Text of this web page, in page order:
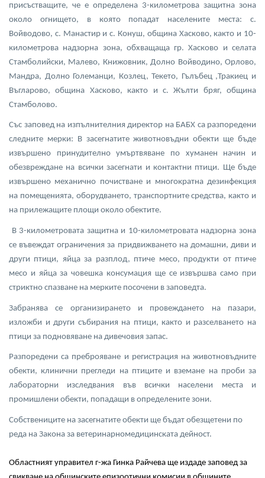
присъстващите, че е определена 3-километрова защитна зона
около огнището, в която попадат населените места: с.
Войводово, с. Манастир и с. Конуш, община Хасково, както и 10-
километрова надзорна зона, обхващаща гр. Хасково и селата
Стамболийски, Малево, Книжовник, Долно Войводино, Орлово,
Мандра, Долно Големанци, Козлец, Текето, Гълъбец ,Тракиец и
Въгларово, община Хасково, както и с. Жълти бряг, община
Стамболово.
Със заповед на изпълнителния директор на БАБХ са разпоредени
следните мерки: В засегнатите животновъдни обекти ще бъде
извършено принудително умъртвяване по хуманен начин и
обезвреждане на всички засегнати и контактни птици. Ще бъде
извършено механично почистване и многократна дезинфекция
на помещенията, оборудването, транспортните средства, както и
на прилежащите площи около обектите.
В 3-километровата защитна и 10-километровата надзорна зона
се въвеждат ограничения за придвижването на домашни, диви и
други птици, яйца за разплод, птиче месо, продукти от птиче
месо и яйца за човешка консумация ще се извършва само при
стриктно спазване на мерките посочени в заповедта.
Забранява се организирането и провеждането на пазари,
изложби и други събирания на птици, както и разселването на
птици за подновяване на дивечовия запас.
Разпоредени са преброяване и регистрация на животновъдните
обекти, клинични прегледи на птиците и вземане на проби за
лабораторни изследвания във всички населени места и
промишлени обекти, попадащи в определените зони.
Собствениците на засегнатите обекти ще бъдат обезщетени по
реда на Закона за ветеринарномедицинската дейност.
Областният управител г-жа Гинка Райчева ще издаде заповед за